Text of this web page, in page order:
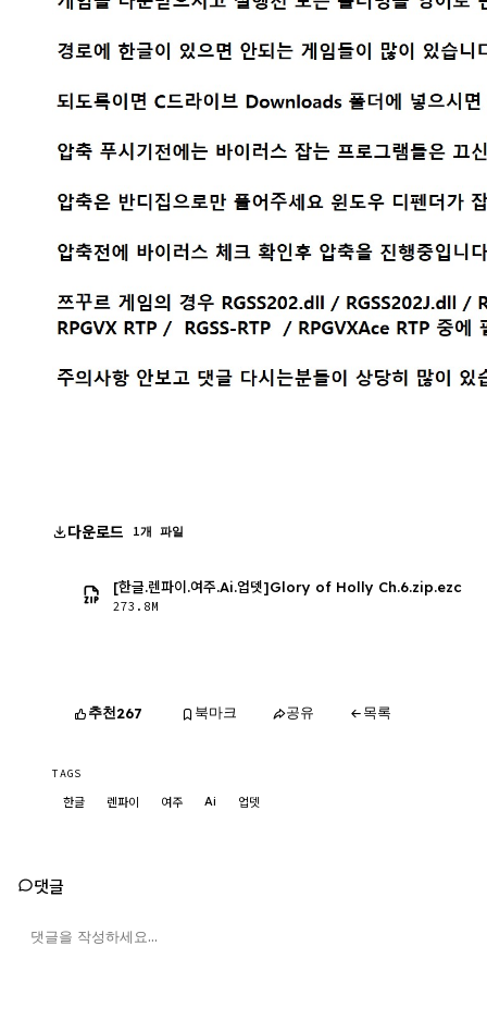
다운로드 1개 파일
[한글.렌파이.여주.Ai.업뎃]Glory of Holly Ch.6.zip.ezc
273.8M
추천267 북마크 공유 목록
TAGS
한글 렌파이 여주 Ai 업뎃
댓글